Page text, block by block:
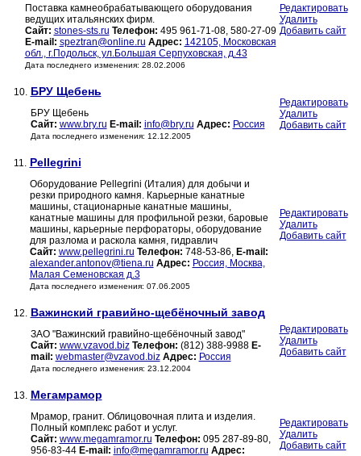
Поставка камнеобрабатывающего оборудования
ведущих итальянских фирм.
Сайт: stones-sts.ru Телефон: 495 961-71-08, 580-27-09
E-mail: speztran@online.ru Адрес: 142105, Московская
обл., г.Подольск, ул.Большая Серпуховская, д.43
Дата последнего изменения: 28.02.2006
Редактировать
Удалить
Добавить сайт
10. БРУ Щебень
БРУ Щебень
Сайт: www.bry.ru E-mail: info@bry.ru Адрес: Россия
Дата последнего изменения: 12.12.2005
Редактировать
Удалить
Добавить сайт
11. Pellegrini
Оборудование Pellegrini (Италия) для добычи и
резки природного камня. Карьерные канатные
машины, стационарные канатные машины,
канатные машины для профильной резки, баровые
машины, карьерные перфораторы, оборудование
для разлома и раскола камня, гидравлич
Сайт: www.pellegrini.ru Телефон: 748-53-86, E-mail:
alexander.antonov@tiena.ru Адрес: Россия, Москва,
Малая Семеновская д.3
Дата последнего изменения: 07.06.2005
Редактировать
Удалить
Добавить сайт
12. Важинский гравийно-щебёночный завод
ЗАО "Важинский гравийно-щебёночный завод"
Сайт: www.vzavod.biz Телефон: (812) 388-9988 E-
mail: webmaster@vzavod.biz Адрес: Россия
Дата последнего изменения: 23.12.2004
Редактировать
Удалить
Добавить сайт
13. Мегамрамор
Мрамор, гранит. Облицовочная плита и изделия.
Полный комплекс работ и услуг.
Сайт: www.megamramor.ru Телефон: 095 287-89-80,
956-83-44 E-mail: info@megamramor.ru Адрес:
Редактировать
Удалить
Добавить сайт